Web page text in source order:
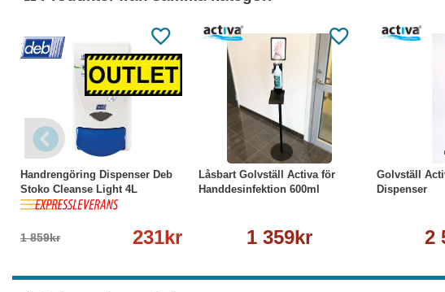
Handrengöring Dispenser Deb
Stoko Cleanse Light 4L
1 859kr 231kr
-88% Köp
Låsbart Golvställ Activa för
Handdesinfektion 600ml
1 359kr
Köp Läs mer
Golvställ
Dispenser
2